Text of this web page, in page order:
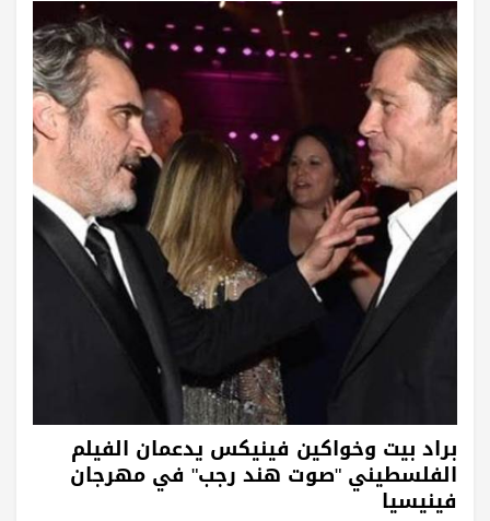
براد بيت وخواكين فينيكس يدعمان الفيلم
الفلسطيني "صوت هند رجب" في مهرجان
فينيسيا